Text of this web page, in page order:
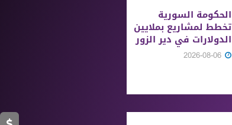
الحكومة السورية
تخطط لمشاريع بملايين
الدولارات في دير الزور